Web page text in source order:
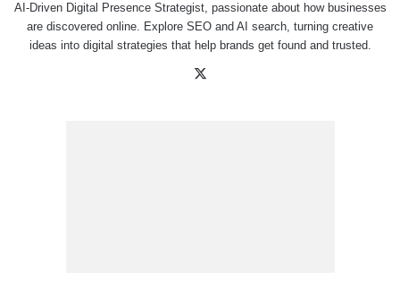
AI-Driven Digital Presence Strategist, passionate about how businesses
are discovered online. Explore SEO and AI search, turning creative
ideas into digital strategies that help brands get found and trusted.